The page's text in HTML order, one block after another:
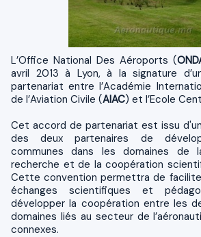
L’Office National Des Aéroports (
avril 2013 à Lyon, à la signature
partenariat entre l’Académie
de l’Aviation Civile (AIAC) et l’Ecole
Cet accord de partenariat est issu
des deux partenaires de
communes dans les domaines de
recherche et de la coopération
Cette convention permettra de
échanges scientifiques et
développer la coopération entre les
domaines liés au secteur de
connexes.